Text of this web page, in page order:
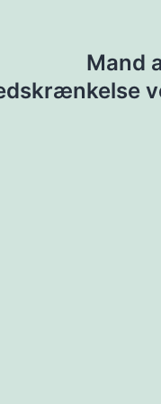
Mand